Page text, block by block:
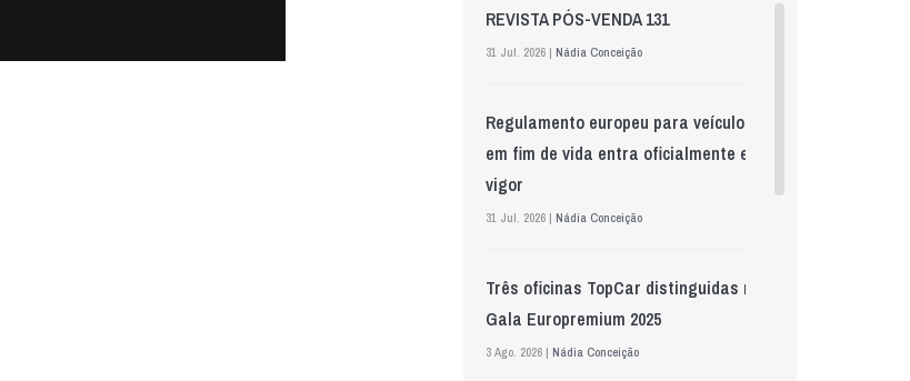
REVISTA PÓS-VENDA 131
31 Jul. 2026 | Nádia Conceição
Regulamento europeu para veículos
em fim de vida entra oficialmente em
vigor
31 Jul. 2026 | Nádia Conceição
Três oficinas TopCar distinguidas na
Gala Europremium 2025
3 Ago. 2026 | Nádia Conceição